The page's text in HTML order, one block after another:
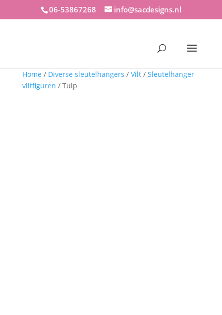
06-53867268 info@sacdesigns.nl
Home / Diverse sleutelhangers / Vilt/ Sleutelhanger
viltfiguren / Tulp